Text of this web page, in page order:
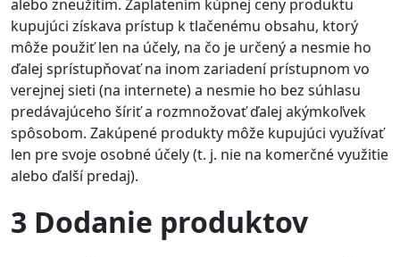
alebo zneužitím. Zaplatením kúpnej ceny produktu
kupujúci získava prístup k tlačenému obsahu, ktorý
môže použiť len na účely, na čo je určený a nesmie ho
ďalej sprístupňovať na inom zariadení prístupnom vo
verejnej sieti (na internete) a nesmie ho bez súhlasu
predávajúceho šíriť a rozmnožovať ďalej akýmkoľvek
spôsobom. Zakúpené produkty môže kupujúci využívať
len pre svoje osobné účely (t. j. nie na komerčné využitie
alebo ďalší predaj).
3 Dodanie produktov